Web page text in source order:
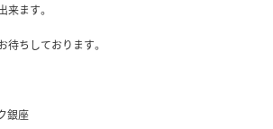
ます。
ちしております。
銀座